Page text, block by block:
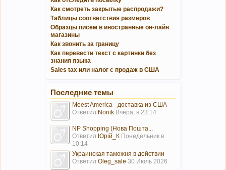
Как смотреть закрытые распродажи?
Таблицы соответствия размеров
Образцы писем в иностранные он-лайн
магазины
Как звонить за границу
Как перевести текст с картинки без
знания языка
Sales tax или налог с продаж в США
Последние темы
Meest America - доставка из США
Ответил Nonik Вчера, в 23:14
NP Shopping (Нова Пошта...
Ответил Юрій_К Понедельник в
10:14
Украинская таможня в действии
Ответил Oleg_sale 30 Июль 2026